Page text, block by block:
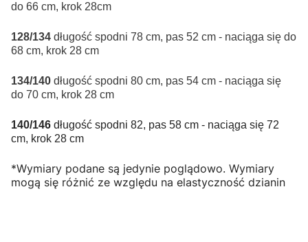
do 66 cm, krok 28cm
128/134 długość spodni 78 cm, pas 52 cm - naciąga się do
68 cm, krok 28 cm
134/140 długość spodni 80 cm, pas 54 cm - naciąga się
do 70 cm, krok 28 cm
140/146 długość spodni 82, pas 58 cm - naciąga się 72
cm, krok 28 cm
*Wymiary podane są jedynie poglądowo. Wymiary
mogą się różnić ze względu na elastyczność dzianin